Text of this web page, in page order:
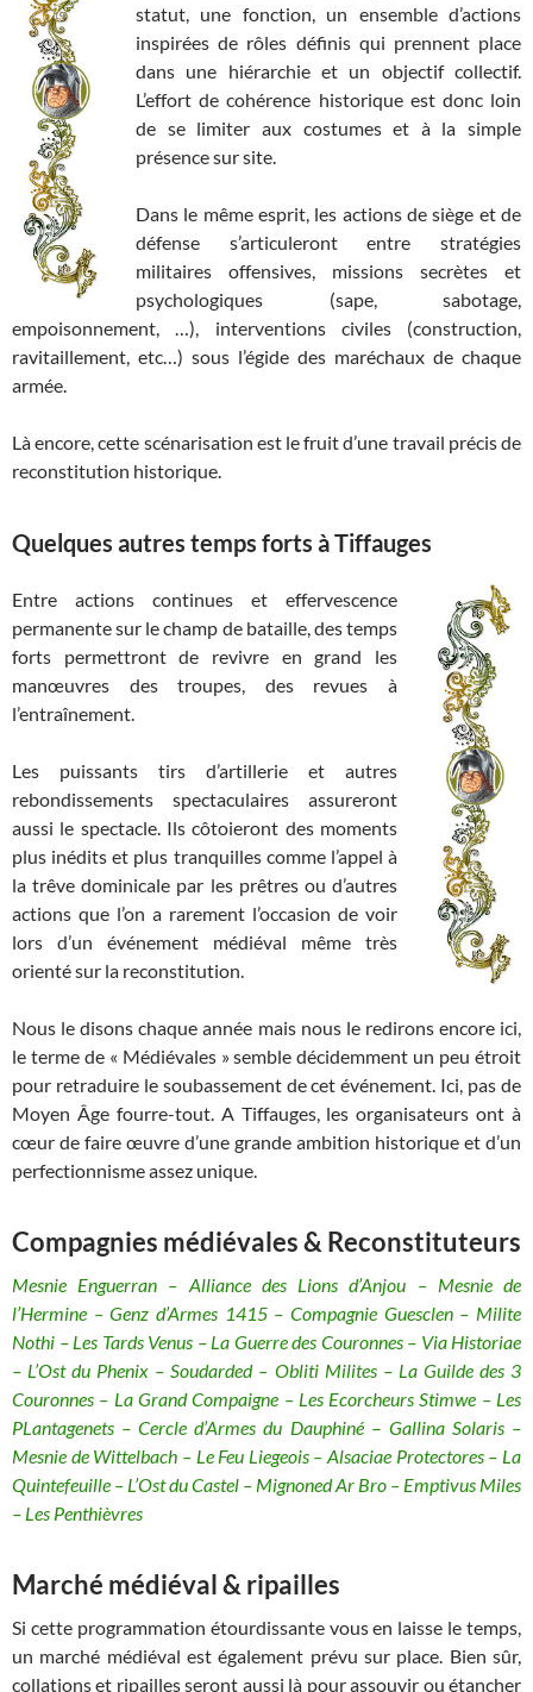
statut, une fonction, un ensemble d’actions
inspirées de rôles définis qui prennent place
dans une hiérarchie et un objectif collectif.
L’effort de cohérence historique est donc loin
de se limiter aux costumes et à la simple
présence sur site.
Dans le même esprit, les actions de siège et de
défense s’articuleront entre stratégies
militaires offensives, missions secrètes et
psychologiques (sape, sabotage,
empoisonnement, …), interventions civiles (construction,
ravitaillement, etc…) sous l’égide des maréchaux de chaque
armée.
Là encore, cette scénarisation est le fruit d’une travail précis de
reconstitution historique.
Quelques autres temps forts à Tiffauges
Entre actions continues et effervescence
permanente sur le champ de bataille, des temps
forts permettront de revivre en grand les
manœuvres des troupes, des revues à
l’entraînement.
Les puissants tirs d’artillerie et autres
rebondissements spectaculaires assureront
aussi le spectacle. Ils côtoieront des moments
plus inédits et plus tranquilles comme l’appel à
la trêve dominicale par les prêtres ou d’autres
actions que l’on a rarement l’occasion de voir
lors d’un événement médiéval même très
orienté sur la reconstitution.
Nous le disons chaque année mais nous le redirons encore ici,
le terme de « Médiévales » semble décidemment un peu étroit
pour retraduire le soubassement de cet événement. Ici, pas de
Moyen Âge fourre-tout. A Tiffauges, les organisateurs ont à
cœur de faire œuvre d’une grande ambition historique et d’un
perfectionnisme assez unique.
Compagnies médiévales & Reconstituteurs
Mesnie Enguerran – Alliance des Lions d’Anjou – Mesnie de
l’Hermine – Genz d’Armes 1415 – Compagnie Guesclen – Milite
Nothi – Les Tards Venus – La Guerre des Couronnes – Via Historiae
– L’Ost du Phenix – Soudarded – Obliti Milites – La Guilde des 3
Couronnes – La Grand Compaigne – Les Ecorcheurs Stimwe – Les
PLantagenets – Cercle d’Armes du Dauphiné– Gallina Solaris –
Mesnie de Wittelbach – Le Feu Liegeois – Alsaciae Protectores – La
Quintefeuille – L’Ost du Castel – Mignoned Ar Bro – Emptivus Miles
– Les Penthièvres
Marché médiéval & ripailles
Si cette programmation étourdissante vous en laisse le temps,
un marché médiéval est également prévu sur place. Bien sûr,
collations et ripailles seront aussi là pour assouvir ou étancher